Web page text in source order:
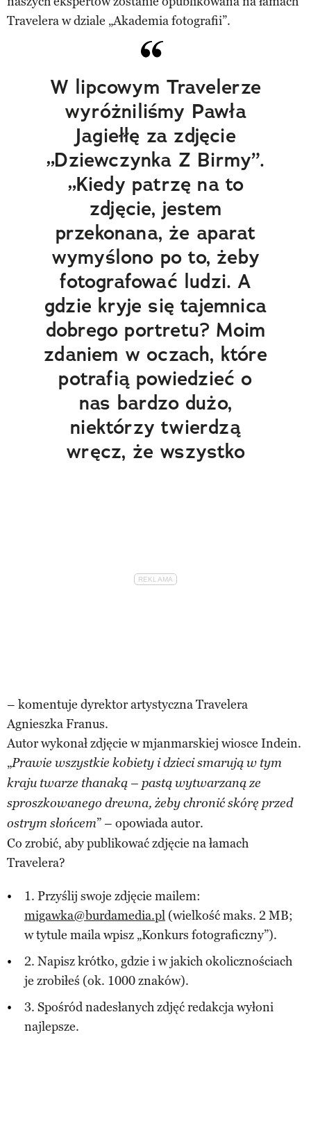
Travelera w dziale „Akademia fotografii”.
W lipcowym Travelerze
wyróżniliśmy Pawła
Jagiełłę za zdjęcie
„Dziewczynka Z Birmy”.
„Kiedy patrzę na to
zdjęcie, jestem
przekonana, że aparat
wymyślono po to, żeby
fotografować ludzi. A
gdzie kryje się tajemnica
dobrego portretu? Moim
zdaniem w oczach, które
potrafią powiedzieć o
nas bardzo dużo,
niektórzy twierdzą
wręcz, że wszystko
– komentuje dyrektor artystyczna Travelera
Agnieszka Franus.
Autor wykonał zdjęcie w mjanmarskiej wiosce Indein.
„Prawie wszystkie kobiety i dzieci smarują w tym
kraju twarze thanaką – pastą wytwarzaną ze
sproszkowanego drewna, żeby chronić skórę przed
ostrym słońcem” – opowiada autor.
Co zrobić, aby publikować zdjęcie na łamach
Travelera?
1. Przyślij swoje zdjęcie mailem:
migawka@burdamedia.pl (wielkość maks. 2 MB;
w tytule maila wpisz „Konkurs fotograficzny”).
2. Napisz krótko, gdzie i w jakich okolicznościach
je zrobiłeś (ok. 1000 znaków).
3. Spośród nadesłanych zdjęć redakcja wyłoni
najlepsze.